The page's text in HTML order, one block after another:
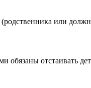
или
отстаивать